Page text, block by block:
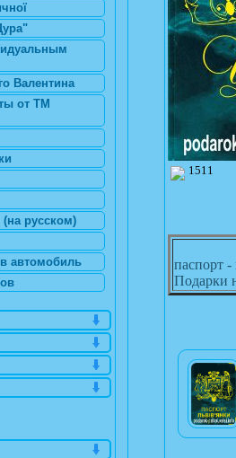
1511
паспорт -
Подарки
Валентина
от ТМ
русском)
автомобиль